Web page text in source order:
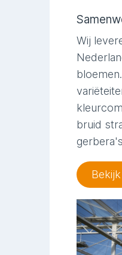
Wij
bruid